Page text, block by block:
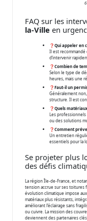
FAQ sur les
la-Ville en
❓Qui appeler en
Il est recommandé
d’intervenir
❓Combien de
Selon le type de
heures, mais une
❓Faut-il un
Généralement
structure. Il est
❓Quels
Les
ou des solutions
❓Comment
Un entretien
essentiels pour la
Se projeter plus
des défis
La région Île-de-France, et
tension accrue sur ses toitures
évolution climatique impose aux
matériaux plus résistants,
améliorant l’éclairage sans
ou cuivre. La mission des
deviennent des partenaires